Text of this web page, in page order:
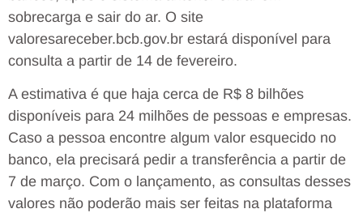
sobrecarga e sair do ar. O site
valoresareceber.bcb.gov.br estará disponível para
consulta a partir de 14 de fevereiro.
A estimativa é que haja cerca de R$ 8 bilhões
disponíveis para 24 milhões de pessoas e empresas.
Caso a pessoa encontre algum valor esquecido no
banco, ela precisará pedir a transferência a partir de
7 de março. Com o lançamento, as consultas desses
valores não poderão mais ser feitas na plataforma